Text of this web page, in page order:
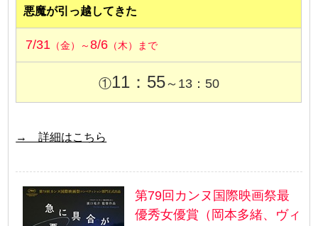
悪魔が引っ越してきた
7/31 （金）～8/6 （木）まで
①11：55～13：50
→ 詳細はこちら
第79回カンヌ国際映画祭最
優秀女優賞（岡本多緒、ヴィ